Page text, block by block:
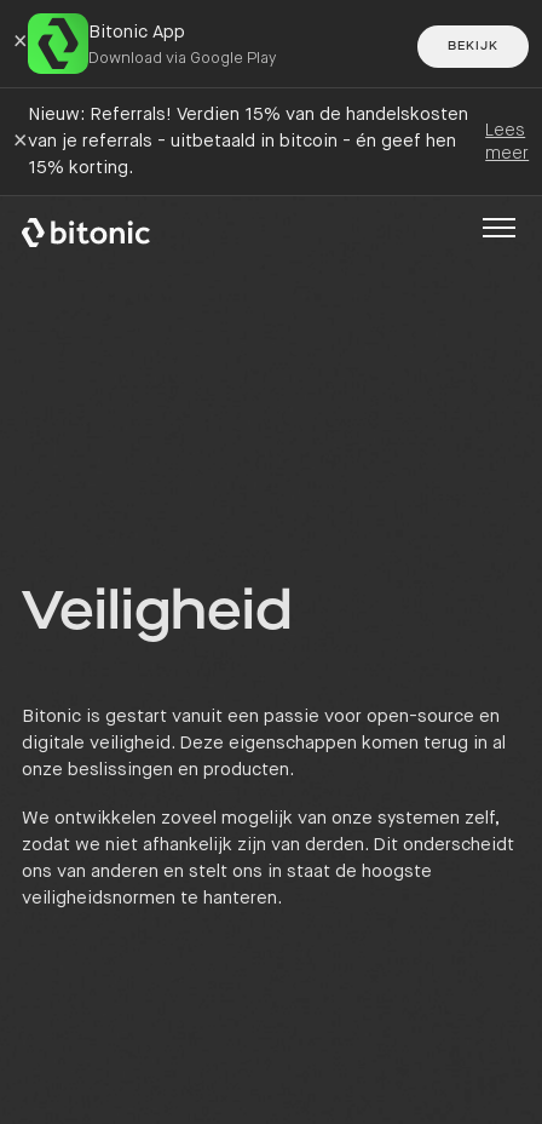
× Bitonic App
Download via Google Play
BEKIJK
×
Nieuw: Referrals! Verdien 15% van de handelskosten
van je referrals - uitbetaald in bitcoin - én geef hen
15% korting.
Lees
meer
Veiligheid
Bitonic is gestart vanuit een passie voor open-source en
digitale veiligheid. Deze eigenschappen komen terug in al
onze beslissingen en producten.
We ontwikkelen zoveel mogelijk van onze systemen zelf,
zodat we niet afhankelijk zijn van derden. Dit onderscheidt
ons van anderen en stelt ons in staat de hoogste
veiligheidsnormen te hanteren.